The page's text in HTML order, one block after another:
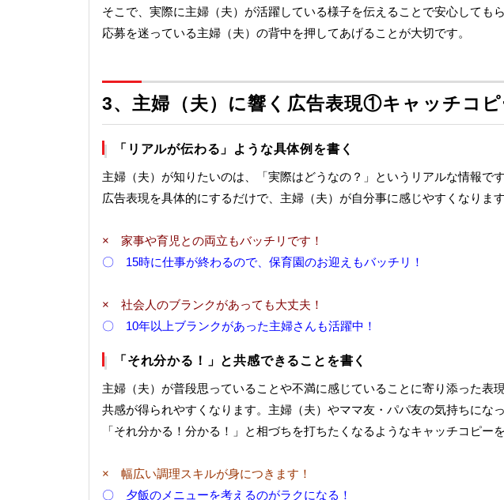
そこで、実際に主婦（夫）が活躍している様子を伝えることで安心してもら
応募を迷っている主婦（夫）の背中を押してあげることが大切です。
3、主婦（夫）に響く広告表現①キャッチコピ
「リアルが伝わる」ような具体例を書く
主婦（夫）が知りたいのは、「実際はどうなの？」というリアルな情報です
広告表現を具体的にするだけで、主婦（夫）が自分事に感じやすくなります
× 家事や育児との両立もバッチリです！
〇 15時に仕事が終わるので、保育園のお迎えもバッチリ！
× 社会人のブランクがあっても大丈夫！
〇 10年以上ブランクがあった主婦さんも活躍中！
「それ分かる！」と共感できることを書く
主婦（夫）が普段思っていることや不満に感じていることに寄り添った表
共感が得られやすくなります。主婦（夫）やママ友・パパ友の気持ちになっ
「それ分かる！分かる！」と相づちを打ちたくなるようなキャッチコピー
× 幅広い調理スキルが身につきます！
〇 夕飯のメニューを考えるのがラクになる！